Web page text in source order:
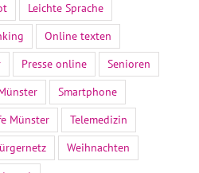
Leichte Sprache
Online texten
Presse online
Senioren
Smartphone
Münster
Telemedizin
Weihnachten